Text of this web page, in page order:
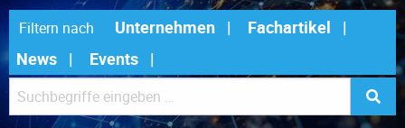
Filtern nach Unternehmen
Fachartikel
News
Events